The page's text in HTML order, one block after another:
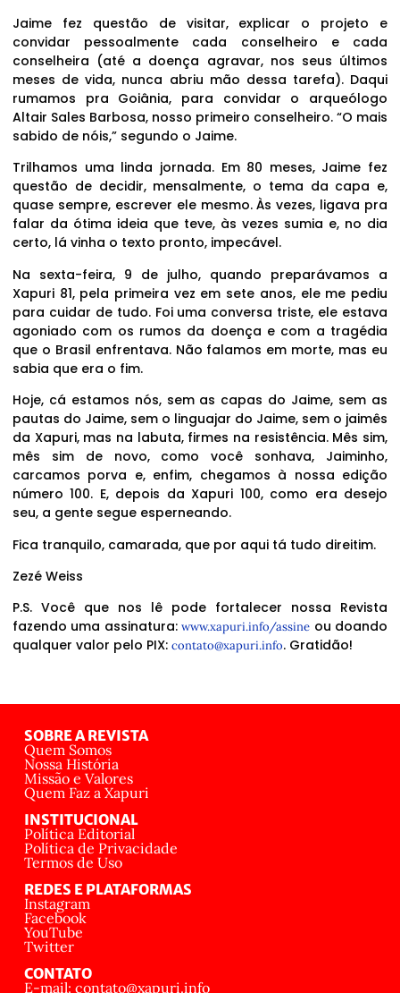
Jaime fez questão de visitar, explicar o projeto e
convidar pessoalmente cada conselheiro e cada
conselheira (até a doença agravar, nos seus últimos
meses de vida, nunca abriu mão dessa tarefa). Daqui
rumamos pra Goiânia, para convidar o arqueólogo
Altair Sales Barbosa, nosso primeiro conselheiro. “O mais
sabido de nóis,” segundo o Jaime.
Trilhamos uma linda jornada. Em 80 meses, Jaime fez
questão de decidir, mensalmente, o tema da capa e,
quase sempre, escrever ele mesmo. Às vezes, ligava pra
falar da ótima ideia que teve, às vezes sumia e, no dia
certo, lá vinha o texto pronto, impecável.
Na sexta-feira, 9 de julho, quando preparávamos a
Xapuri 81, pela primeira vez em sete anos, ele me pediu
para cuidar de tudo. Foi uma conversa triste, ele estava
agoniado com os rumos da doença e com a tragédia
que o Brasil enfrentava. Não falamos em morte, mas eu
sabia que era o fim.
Hoje, cá estamos nós, sem as capas do Jaime, sem as
pautas do Jaime, sem o linguajar do Jaime, sem o jaimês
da Xapuri, mas na labuta, firmes na resistência. Mês sim,
mês sim de novo, como você sonhava, Jaiminho,
carcamos porva e, enfim, chegamos à nossa edição
número 100. E, depois da Xapuri 100, como era desejo
seu, a gente segue esperneando.
Fica tranquilo, camarada, que por aqui tá tudo direitim.
Zezé Weiss
P.S. Você que nos lê pode fortalecer nossa Revista
fazendo uma assinatura:www.xapuri.info/assine ou doando
qualquer valor pelo PIX: contato@xapuri.info. Gratidão!
SOBRE A REVISTA
Quem Somos
Nossa História
Missão e Valores
Quem Faz a Xapuri
INSTITUCIONAL
Política Editorial
Política de Privacidade
Termos de Uso
REDES E PLATAFORMAS
Instagram
Facebook
YouTube
Twitter
CONTATO
E-mail: contato@xapuri.info